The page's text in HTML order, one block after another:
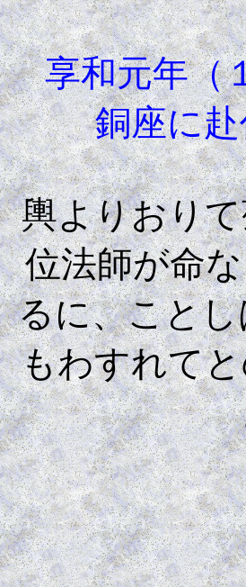
享和元年（
銅座に
輿よりおり
位法師が命
るに、こと
もわすれて